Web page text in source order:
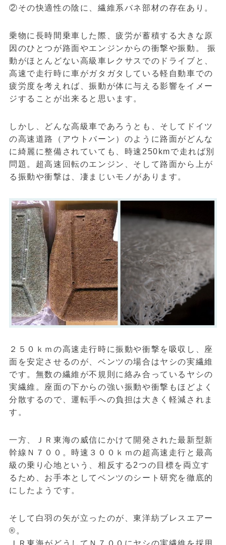
②その快適性の陰に、繊維系バネ部材の存在あり。
乗物に長時間乗車した際、疲労が蓄積する大きな原
因のひとつが路面やエンジンからの衝撃や振動。 振
動がほとんどない高級車レクサスでのドライブと、
高速で走行時に車がガタガタしている軽自動車での
疲労度を考えれば、振動が体に与える影響をイメー
ジすることが出来ると思います。
しかし、どんな高級車であろうとも、そしてドイツ
の高速道路（アウトバーン）のように路面がどんな
に綺麗に整備されていても、時速250kmで走れば別
問題。超高速回転のエンジン、そして路面から上が
る振動や衝撃は、凄まじいモノがあります。
２５０ｋｍの高速走行時に振動や衝撃を吸収し、座
面を安定させるのが、ベンツの場合はヤシの実繊維
です。無数の繊維が不規則に絡み合っているヤシの
実繊維。座面の下からの強い振動や衝撃もほどよく
分散するので、運転手への負担は大きく軽減されま
す。
一方、ＪＲ東海の威信にかけて開発された最新型新
幹線Ｎ７００。時速３００ｋｍの超高速走行と最高
級の乗り心地という、相反する2つの目標を両立す
るため、お手本としてベンツのシート研究を徹底的
にしたようです。
そして白羽の矢が立ったのが、東洋紡ブレスエアー
®。